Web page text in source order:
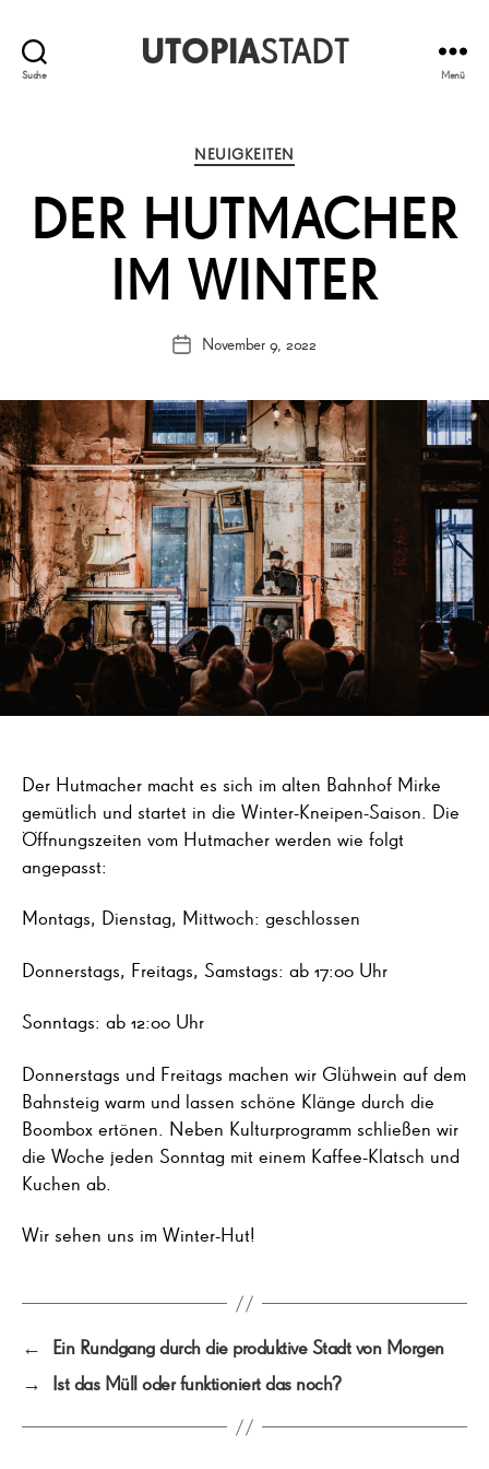
Suche
UTOPIASTADT
Menü
Kategorien
NEUIGKEITEN
DER HUTMACHER
IM WINTER
Veröffentlichungsdatum
November 9, 2022
Der Hutmacher macht es sich im alten Bahnhof Mirke
gemütlich und startet in die Winter-Kneipen-Saison. Die
Öffnungszeiten vom Hutmacher werden wie folgt
angepasst:
Montags, Dienstag, Mittwoch: geschlossen
Donnerstags, Freitags, Samstags: ab 17:00 Uhr
Sonntags: ab 12:00 Uhr
Donnerstags und Freitags machen wir Glühwein auf dem
Bahnsteig warm und lassen schöne Klänge durch die
Boombox ertönen. Neben Kulturprogramm schließen wir
die Woche jeden Sonntag mit einem Kaffee-Klatsch und
Kuchen ab.
Wir sehen uns im Winter-Hut!
←
Ein Rundgang durch die produktive Stadt von Morgen
→
Ist das Müll oder funktioniert das noch?